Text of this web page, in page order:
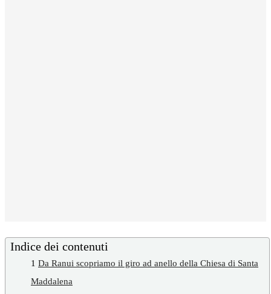
Indice dei contenuti
1 Da Ranui scopriamo il giro ad anello della Chiesa di Santa
Maddalena